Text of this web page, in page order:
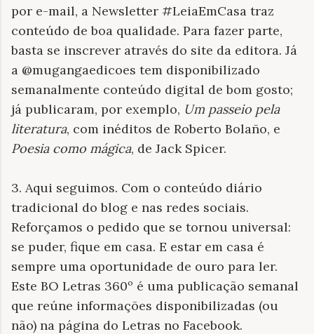
por e-mail, a Newsletter #LeiaEmCasa traz
conteúdo de boa qualidade. Para fazer parte,
basta se inscrever através do site da editora. Já
a @mugangaedicoes tem disponibilizado
semanalmente conteúdo digital de bom gosto;
já publicaram, por exemplo, Um passeio pela
literatura, com inéditos de Roberto Bolaño, e
Poesia como mágica, de Jack Spicer.
3. Aqui seguimos. Com o conteúdo diário
tradicional do blog e nas redes sociais.
Reforçamos o pedido que se tornou universal:
se puder, fique em casa. E estar em casa é
sempre uma oportunidade de ouro para ler.
Este BO Letras 360º é uma publicação semanal
que reúne informações disponibilizadas (ou
não) na página do Letras no Facebook.